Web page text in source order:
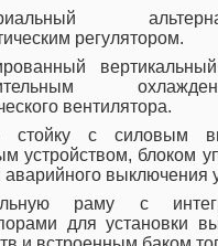
регулятором.
вентилятора.
стойку с силовым
устройством, блоком
аварийного выключения
раму с
для установки